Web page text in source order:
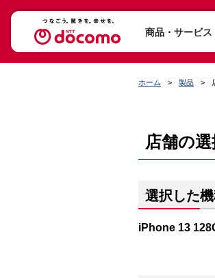
商品・サービス
ホーム 製品
店舗の選
選択した
iPhone 13